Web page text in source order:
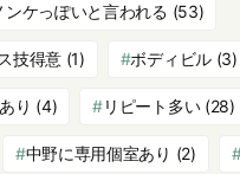
ンケっぽいと言われる (53)
技得意 (1) ボディビル(3)
り (4) リピート多い(28)
中野に専用個室あり (2)